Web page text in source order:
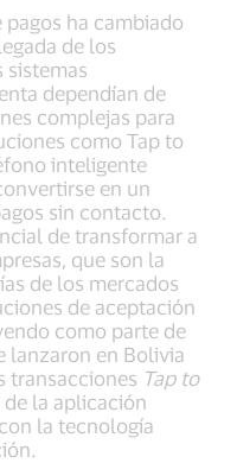
ha cambiado
de los
sistemas
dependían de
complejas para
como Tap to
inteligente
en un
sin contacto.
de transformar a
que son la
de los mercados
de aceptación
como parte de
lanzaron en Bolivia
transacciones Tap to
de la aplicación
la tecnología